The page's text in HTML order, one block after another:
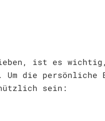
ist es wichtig,
die persönliche
sein: